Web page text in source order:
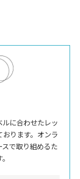
に合わせたレッ
ります。オンラ
で取り組めるた